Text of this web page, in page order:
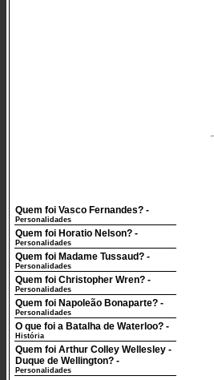
Quem foi Vasco Fernandes? -
Personalidades
Quem foi Horatio Nelson? -
Personalidades
Quem foi Madame Tussaud? -
Personalidades
Quem foi Christopher Wren? -
Personalidades
Quem foi Napoleão Bonaparte? -
Personalidades
O que foi a Batalha de Waterloo? -
História
Quem foi Arthur Colley Wellesley -
Duque de Wellington? -
Personalidades